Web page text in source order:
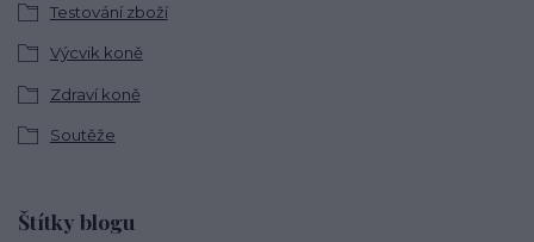
Testování zboží
Výcvik koně
Zdraví koně
Soutěže
Štítky blogu